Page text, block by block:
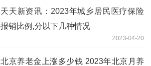
天天新资讯：2023年城乡居民医疗保险
报销比例,分以下几种情况
2023-04-20
北京养老金上涨多少钱 2023年北京月养